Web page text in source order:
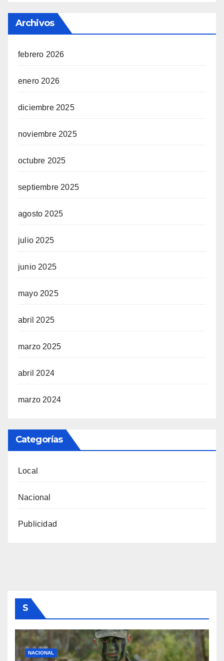
Archivos
febrero 2026
enero 2026
diciembre 2025
noviembre 2025
octubre 2025
septiembre 2025
agosto 2025
julio 2025
junio 2025
mayo 2025
abril 2025
marzo 2025
abril 2024
marzo 2024
Categorías
Local
Nacional
Publicidad
S
NACIONAL